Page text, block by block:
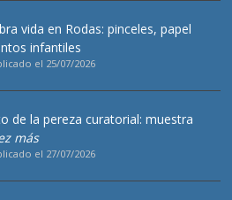
vida en Rodas: pinceles, papel
infantiles
el 25/07/2026
de la pereza curatorial: muestra
más
el 27/07/2026